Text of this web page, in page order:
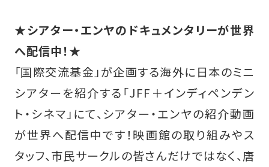
★シアター・エンヤのドキュメンタリーが世界
へ配信中！★
「国際交流基金」が企画する海外に日本のミニ
シアターを紹介する「JFF＋インディペンデン
ト・シネマ」にて、シアター・エンヤの紹介動画
が世界へ配信中です！映画館の取り組みやス
タッフ、市民サークルの皆さんだけではなく、唐